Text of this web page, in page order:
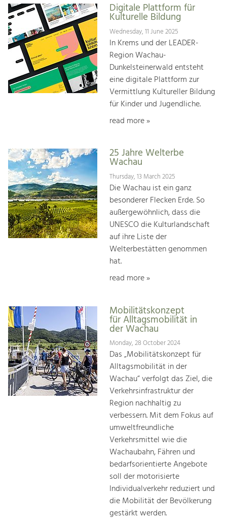
Digitale Plattform für
Kulturelle Bildung
Wednesday, 11 June 2025
In Krems und der LEADER-
Region Wachau-
Dunkelsteinerwald entsteht
eine digitale Plattform zur
Vermittlung Kultureller Bildung
für Kinder und Jugendliche.
read more »
25 Jahre Welterbe
Wachau
Thursday, 13 March 2025
Die Wachau ist ein ganz
besonderer Flecken Erde. So
außergewöhnlich, dass die
UNESCO die Kulturlandschaft
auf ihre Liste der
Welterbestätten genommen
hat.
read more »
Mobilitätskonzept
für Alltagsmobilität in
der Wachau
Monday, 28 October 2024
Das „Mobilitätskonzept für
Alltagsmobilität in der
Wachau“ verfolgt das Ziel, die
Verkehrsinfrastruktur der
Region nachhaltig zu
verbessern. Mit dem Fokus auf
umweltfreundliche
Verkehrsmittel wie die
Wachaubahn, Fähren und
bedarfsorientierte Angebote
soll der motorisierte
Individualverkehr reduziert und
die Mobilität der Bevölkerung
gestärkt werden.